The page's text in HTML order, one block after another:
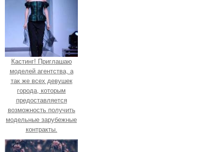
Кастинг! Приглашаю
моделей агентства, а
так же всех девушек
города, которым
предоставляется
возможность получить
модельные зарубежные
контракты.